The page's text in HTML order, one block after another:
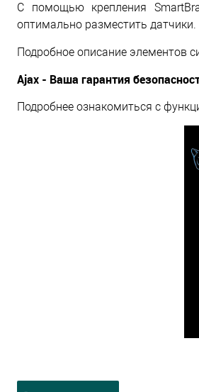
С помощью крепления
оптимально разместить датчики.
Подробное описание элементов
Ajax - Ваша гарантия
Подробнее ознакомиться с